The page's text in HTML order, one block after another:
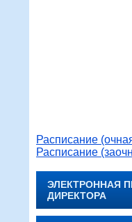
Расписание
Расписание
ЭЛЕКТРОННАЯ
ДИРЕКТОРА